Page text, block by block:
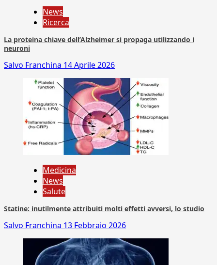
News
Ricerca
La proteina chiave dell’Alzheimer si propaga utilizzando i
neuroni
Salvo Franchina 14 Aprile 2026
Medicina
News
Salute
Statine: inutilmente attribuiti molti effetti avversi, lo studio
Salvo Franchina 13 Febbraio 2026